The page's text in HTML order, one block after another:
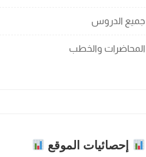
جميع الدروس
المحاضرات والخطب
إحصائيات الموقع